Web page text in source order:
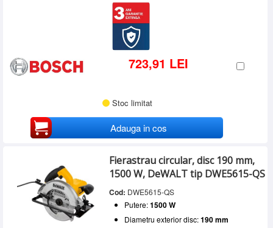
723,91 LEI
Stoc limitat
Adauga in cos
Fierastrau circular, disc 190 mm,
1500 W, DeWALT tip DWE5615-QS
Cod: DWE5615-QS
Putere:1500 W
Diametru exterior disc:190 mm